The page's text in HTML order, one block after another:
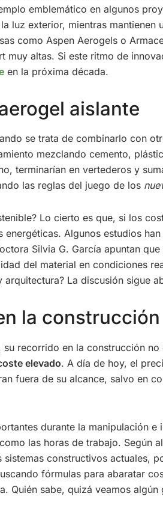
emblemático en algunos
luz exterior, mientras mantienen
como Aspen Aerogels o
altas. Si este ritmo de
en la próxima década.
aislante
se trata de combinarlo con
mezclando cemento,
terminarían en vertederos y
las reglas del juego de los
Lo cierto es que, si los
Algunos estudios
Silvia G. García apuntan
del material en condiciones
La discusión sigue
la construcción
recorrido en la construcción
elevado. A día de hoy, el
fuera de su alcance, salvo en
durante la manipulación
las horas de trabajo. Según
constructivos actuales,
fórmulas para abaratar
Quién sabe, quizá veamos